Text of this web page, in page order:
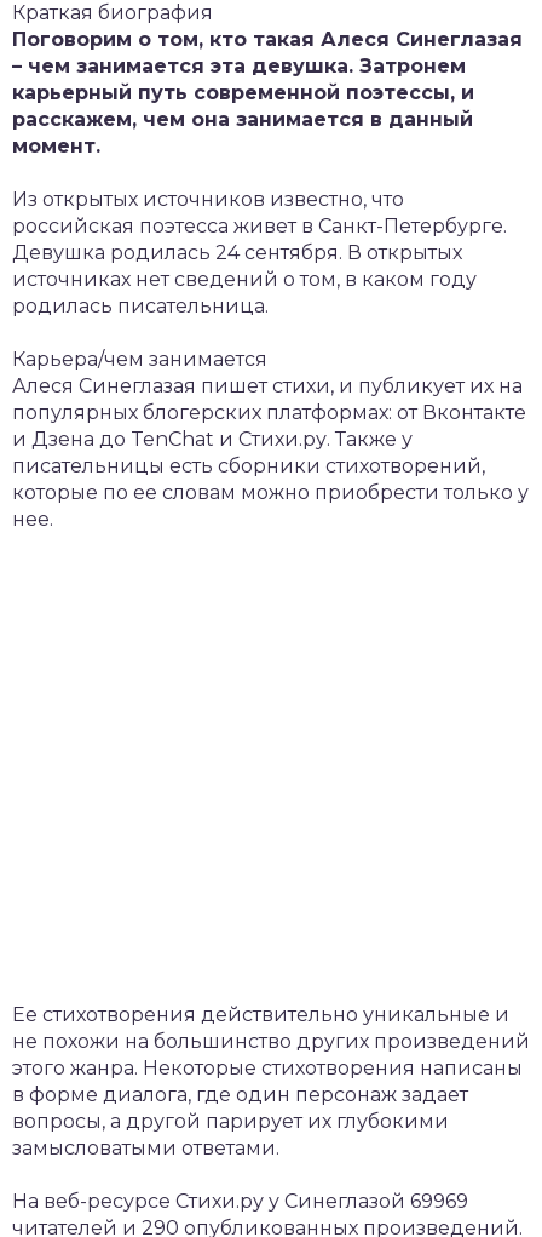
Краткая биография
Поговорим о том, кто такая Алеся Синеглазая
– чем занимается эта девушка. Затронем
карьерный путь современной поэтессы, и
расскажем, чем она занимается в данный
момент.
Из открытых источников известно, что
российская поэтесса живет в Санкт-Петербурге.
Девушка родилась 24 сентября. В открытых
источниках нет сведений о том, в каком году
родилась писательница.
Карьера/чем занимается
Алеся Синеглазая пишет стихи, и публикует их на
популярных блогерских платформах: от Вконтакте
и Дзена до TenChat и Стихи.ру. Также у
писательницы есть сборники стихотворений,
которые по ее словам можно приобрести только у
нее.
Ее стихотворения действительно уникальные и
не похожи на большинство других произведений
этого жанра. Некоторые стихотворения написаны
в форме диалога, где один персонаж задает
вопросы, а другой парирует их глубокими
замысловатыми ответами.
На веб-ресурсе Стихи.ру у Синеглазой 69969
читателей и 290 опубликованных произведений.